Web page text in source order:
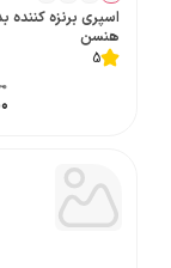
اسپری برنزه کننده
هنسن
5